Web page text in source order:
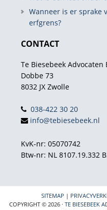
Wanneer is er sprake
erfgrens?
CONTACT
Te Biesebeek Advocaten
Dobbe 73
8032 JX Zwolle
038-422 30 20
info@tebiesebeek.nl
KvK-nr: 05070742
Btw-nr: NL 8107.19.332
SITEMAP |
COPYRIGHT © 2026 · TE BIESEBEEK